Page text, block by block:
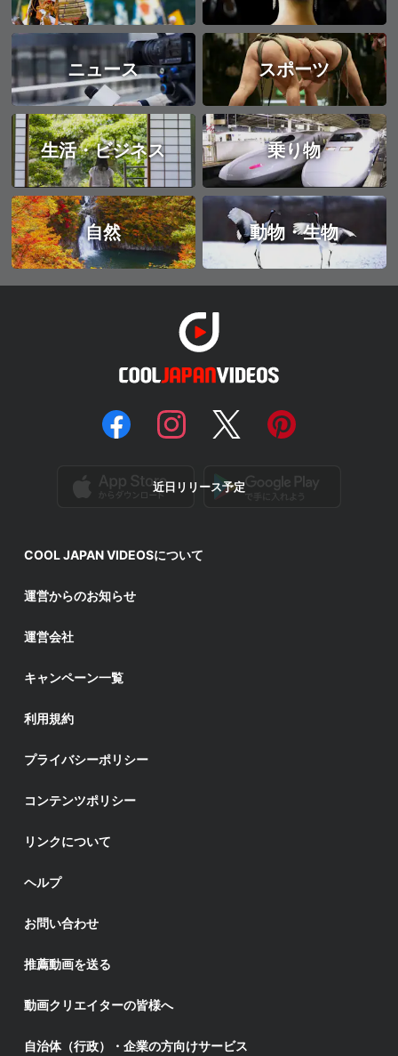
ニュース スポーツ
生活・ビジネス 乗り物
自然 動物・生物
近日リリース予定
COOL JAPAN VIDEOSについて
運営からのお知らせ
運営会社
キャンペーン一覧
利用規約
プライバシーポリシー
コンテンツポリシー
リンクについて
ヘルプ
お問い合わせ
推薦動画を送る
動画クリエイターの皆様へ
自治体（行政）・企業の方向けサービス